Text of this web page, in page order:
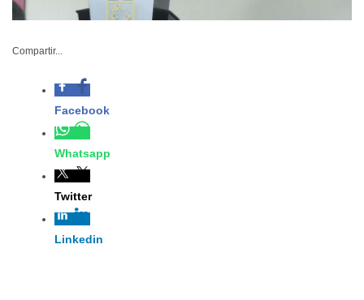
-Preparado Tamaulipas para recibir a las familias que
radican en EU; instala INM 19 módulos de atención